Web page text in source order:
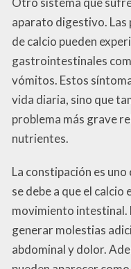
aparato digestivo. Las
de calcio pueden
gastrointestinales
vómitos. Estos
vida diaria, sino que
problema más grave
nutrientes.
La constipación es
se debe a que el calcio
movimiento intestinal.
generar molestias
abdominal y dolor.